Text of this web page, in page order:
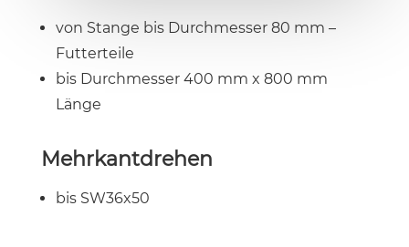
von Stange bis Durchmesser 80 mm –
Futterteile
bis Durchmesser 400 mm x 800 mm
Länge
Mehrkantdrehen
bis SW36x50